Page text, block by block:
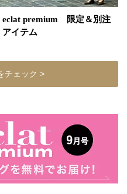
eclat premium 限定＆別注
アイテム
チェック >